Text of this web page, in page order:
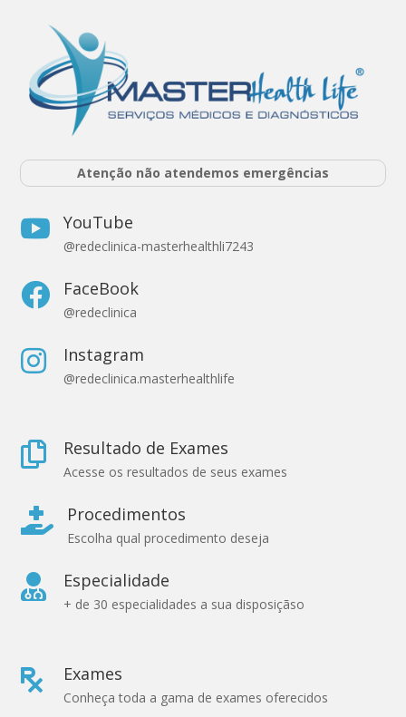
Atenção não atendemos emergências
 YouTube
@redeclinica-masterhealthli7243
 FaceBook
@redeclinica
 Instagram
@redeclinica.masterhealthlife
 Resultado de Exames
Acesse os resultados de seus exames
 Procedimentos
Escolha qual procedimento deseja
 Especialidade
+ de 30 especialidades a sua disposiçãso
 Exames
Conheça toda a gama de exames oferecidos